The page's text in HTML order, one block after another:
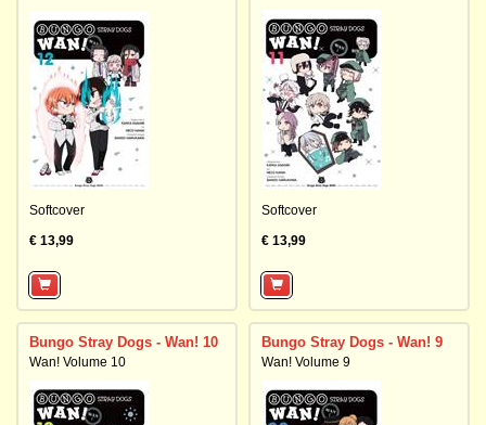
Softcover
€ 13,99
Softcover
€ 13,99
Bungo Stray Dogs - Wan! 10
Wan! Volume 10
Bungo Stray Dogs - Wan! 9
Wan! Volume 9